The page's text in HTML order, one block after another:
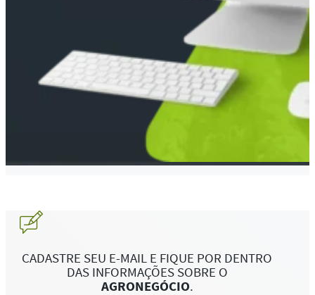
CADASTRE SEU E-MAIL E FIQUE POR DENTRO
DAS INFORMAÇÕES SOBRE O
AGRONEGÓCIO.